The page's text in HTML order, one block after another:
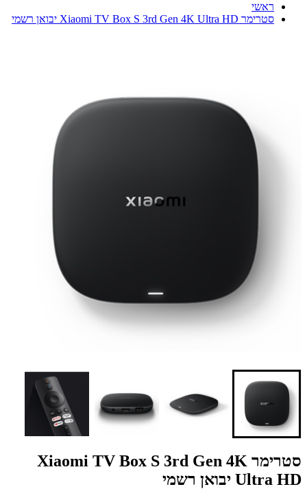
ראשי
סטרימר Xiaomi TV Box S 3rd Gen 4K Ultra HD יבואן רשמי
סטרימר Xiaomi TV Box S 3rd Gen 4K
Ultra HD יבואן רשמי